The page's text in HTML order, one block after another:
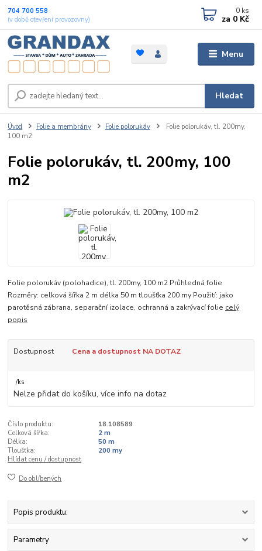
Menu
Hledat
704 700 558
(v době otevření provozovny)
0 ks
za 0 Kč
Úvod Folie a membrány Folie polorukáv
Folie polorukáv, tl. 200my,
100 m2
Folie polorukáv, tl. 200my, 100
m2
Folie polorukáv (polohadice), tl. 200my, 100 m2 Průhledná folie
Rozměry: celková šířka 2 m délka 50 m tloušťka 200 my Použití: jako
parotěsná zábrana, separační izolace, ochranná a zakrývací folie celý
popis
Dostupnost Cena a dostupnost NA DOTAZ
/ks
Nelze přidat do košíku, více info na dotaz
Číslo produktu:
18.108589
Celková šířka:
2 m
Délka:
50 m
Tloušťka:
200 my
Hlídat cenu / dostupnost
Do oblíbených
Popis produktu:
Parametry